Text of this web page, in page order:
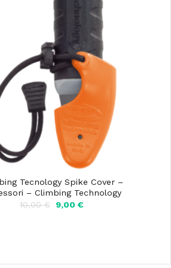
Tecnology Spike Cover –
– Climbing Technology
10,00€
Il
9,00€Il